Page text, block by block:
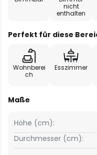
nicht
enthalten
Perfekt für diese
Wohnberei
ch
Esszimmer
Maße
Höhe (cm):
Durchmesser (cm):